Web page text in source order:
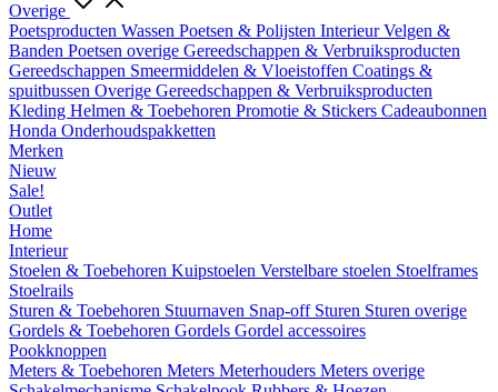
Overige
Poetsproducten Wassen Poetsen & Polijsten InterieurVelgen &
Banden Poetsen overige Gereedschappen & Verbruiksproducten
Gereedschappen Smeermiddelen & Vloeistoffen Coatings &
spuitbussen Overige Gereedschappen & Verbruiksproducten
Kleding Helmen & Toebehoren Promotie & Stickers Cadeaubonnen
Honda Onderhoudspakketten
Merken
Nieuw
Sale!
Outlet
Home
Interieur
Stoelen & Toebehoren Kuipstoelen Verstelbare stoelen Stoelframes
Stoelrails
Sturen & Toebehoren Stuurnaven Snap-off Sturen Sturen overige
Gordels & Toebehoren Gordels Gordel accessoires
Pookknoppen
Meters & Toebehoren Meters Meterhouders Meters overige